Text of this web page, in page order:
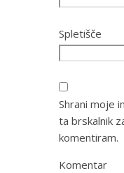
Spletišče
Shrani moje
ta brskalnik
komentiram.
Komentar